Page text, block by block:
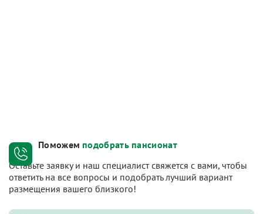
Поможем подобрать пансионат
Оставьте заявку и наш специалист свяжется с вами, чтобы
ответить на все вопросы и подобрать лучший вариант
размещения вашего близкого!